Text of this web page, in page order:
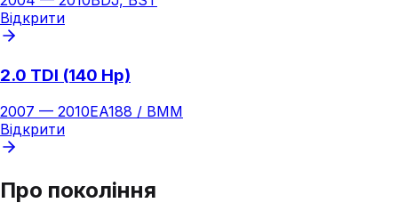
Відкрити
2.0 TDI (140 Hp)
2007 — 2010EA188 / BMM
Відкрити
Про покоління